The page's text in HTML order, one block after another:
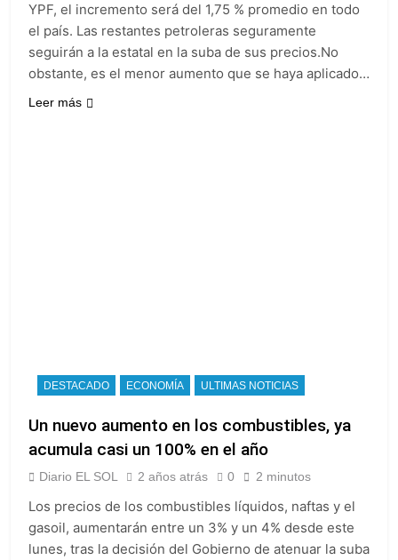
YPF, el incremento será del 1,75 % promedio en todo
el país. Las restantes petroleras seguramente
seguirán a la estatal en la suba de sus precios.No
obstante, es el menor aumento que se haya aplicado…
Leer más
DESTACADO ECONOMÍA ULTIMAS NOTICIAS
Un nuevo aumento en los combustibles, ya
acumula casi un 100% en el año
Diario EL SOL 2 años atrás 0 2 minutos
Los precios de los combustibles líquidos, naftas y el
gasoil, aumentarán entre un 3% y un 4% desde este
lunes, tras la decisión del Gobierno de atenuar la suba